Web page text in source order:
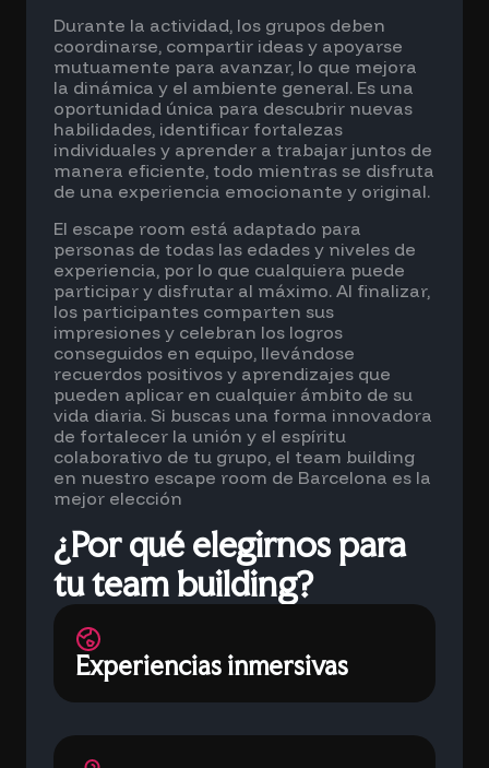
Durante la actividad, los grupos deben
coordinarse, compartir ideas y apoyarse
mutuamente para avanzar, lo que mejora
la dinámica y el ambiente general. Es una
oportunidad única para descubrir nuevas
habilidades, identificar fortalezas
individuales y aprender a trabajar juntos de
manera eficiente, todo mientras se disfruta
de una experiencia emocionante y original.
El escape room está adaptado para
personas de todas las edades y niveles de
experiencia, por lo que cualquiera puede
participar y disfrutar al máximo. Al finalizar,
los participantes comparten sus
impresiones y celebran los logros
conseguidos en equipo, llevándose
recuerdos positivos y aprendizajes que
pueden aplicar en cualquier ámbito de su
vida diaria. Si buscas una forma innovadora
de fortalecer la unión y el espíritu
colaborativo de tu grupo, el team building
en nuestro escape room de Barcelona es la
mejor elección
¿Por qué elegirnos para
tu team building?
Experiencias inmersivas